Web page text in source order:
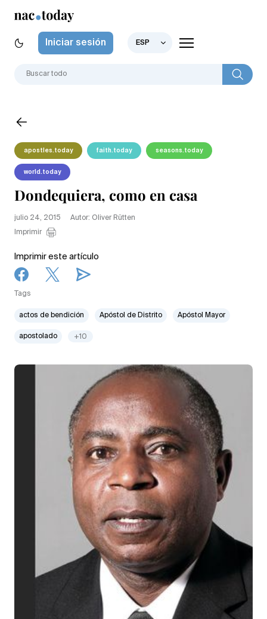
Iniciar sesión ESP
apostles.today faith.today seasons.today
world.today
Dondequiera, como en casa
julio 24, 2015
Autor: Oliver Rütten
Imprimir
Imprimir este artículo
Tags
actos de bendición Apóstol de Distrito Apóstol Mayor
apostolado +10